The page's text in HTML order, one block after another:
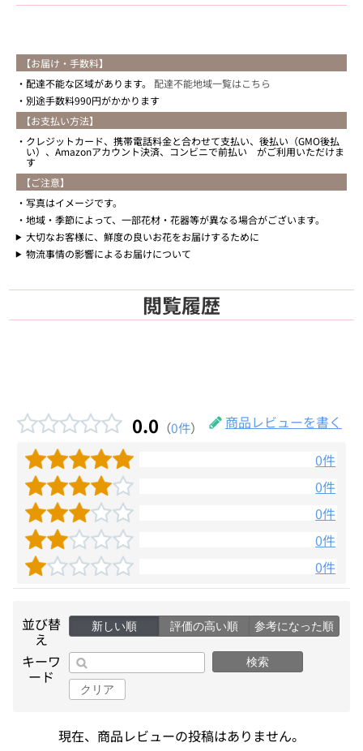
【お届け・手数料】
配達不能な区域があります。 配達不能地域一覧はこちら
別途手数料990円がかかります
【お支払い方法】
クレジットカード、携帯電話料金と合わせて支払い、後払い（GMO後払
い）、Amazonアカウント決済、コンビニで前払い がご利用いただけま
す
【ご注意】
写真はイメージです。
地域・季節によって、一部花材・花器等が異なる場合がございます。
大切なお客様に、鮮度の良いお花をお届けするために
物流事情の影響によるお届けについて
閲覧履歴
0.0 （0件）
商品レビューを書く
0件
0件
0件
0件
0件
並び替
え
新しい順 評価の高い順 参考になった順
キーワ
ード
検索
クリア
現在、商品レビューの投稿はありません。